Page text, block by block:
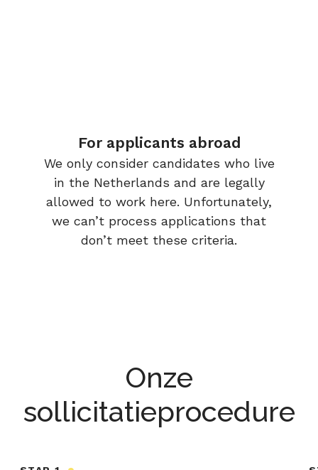
For applicants abroad
We only consider candidates who live
in the Netherlands and are legally
allowed to work here. Unfortunately,
we can’t process applications that
don’t meet these criteria.
Onze
sollicitatieprocedure